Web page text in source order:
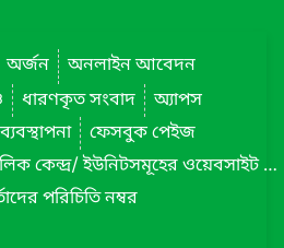
অর্জন
অনলাইন আবেদন
ধারণকৃত সংবাদ
অ্যাপস
ফেসবুক পেইজ
বাংলাদেশ বেতারের আঞ্চলিক কেন্দ্র/ ইউনিটসমূহের ওয়েবসাইট লিংক
পরিচিতি নম্বর